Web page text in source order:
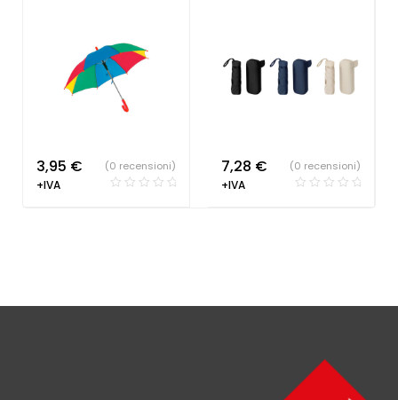
3,95 €
+IVA
(0 recensioni) 7,28 €
+IVA
(0 recensioni)